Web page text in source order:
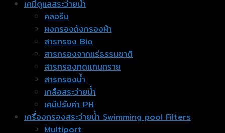
เคมีดูแลสระว่ายน้ำ
คลอรีน
ผงกรองถังกรองผ้า
สารกรอง Bio
สารกรองจากแร่ธรรมชาติ
สารกรองทดเเทนทราย
สารกรองน้ำ
เกลือสระว่ายน้ำ
เคมีปรับค่า PH
เครื่องกรองสระว่ายน้ำ Swimming pool Filters
Multiport